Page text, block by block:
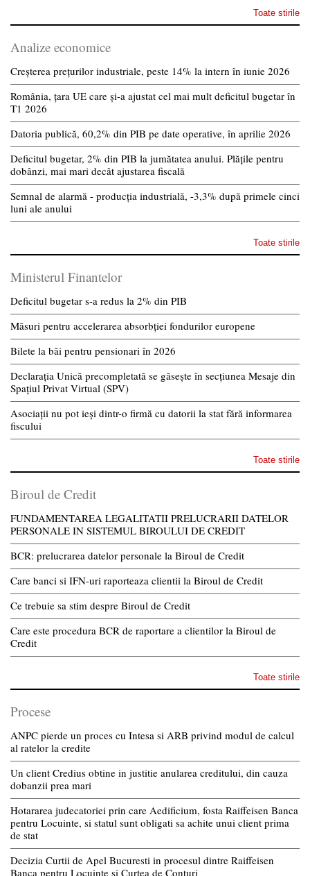
Toate stirile
Analize economice
Creșterea prețurilor industriale, peste 14% la intern în iunie 2026
România, țara UE care și-a ajustat cel mai mult deficitul bugetar în
T1 2026
Datoria publică, 60,2% din PIB pe date operative, în aprilie 2026
Deficitul bugetar, 2% din PIB la jumătatea anului. Plățile pentru
dobânzi, mai mari decât ajustarea fiscală
Semnal de alarmă - producția industrială, -3,3% după primele cinci
luni ale anului
Toate stirile
Ministerul Finantelor
Deficitul bugetar s-a redus la 2% din PIB
Măsuri pentru accelerarea absorbției fondurilor europene
Bilete la băi pentru pensionari în 2026
Declarația Unică precompletată se găsește în secțiunea Mesaje din
Spațiul Privat Virtual (SPV)
Asociații nu pot ieși dintr-o firmă cu datorii la stat fără informarea
fiscului
Toate stirile
Biroul de Credit
FUNDAMENTAREA LEGALITATII PRELUCRARII DATELOR
PERSONALE IN SISTEMUL BIROULUI DE CREDIT
BCR: prelucrarea datelor personale la Biroul de Credit
Care banci si IFN-uri raporteaza clientii la Biroul de Credit
Ce trebuie sa stim despre Biroul de Credit
Care este procedura BCR de raportare a clientilor la Biroul de
Credit
Toate stirile
Procese
ANPC pierde un proces cu Intesa si ARB privind modul de calcul
al ratelor la credite
Un client Credius obtine in justitie anularea creditului, din cauza
dobanzii prea mari
Hotararea judecatoriei prin care Aedificium, fosta Raiffeisen Banca
pentru Locuinte, si statul sunt obligati sa achite unui client prima
de stat
Decizia Curtii de Apel Bucuresti in procesul dintre Raiffeisen
Banca pentru Locuinte si Curtea de Conturi